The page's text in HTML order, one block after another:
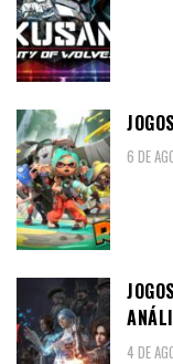
6 DE
4 DE